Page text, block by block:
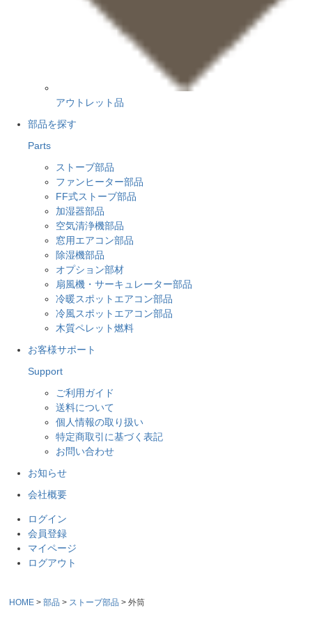
アウトレット品
部品を探す
Parts
ストーブ部品
ファンヒーター部品
FF式ストーブ部品
加湿器部品
空気清浄機部品
窓用エアコン部品
除湿機部品
オプション部材
扇風機・サーキュレーター部品
冷暖スポットエアコン部品
冷風スポットエアコン部品
木質ペレット燃料
お客様サポート
Support
ご利用ガイド
送料について
個人情報の取り扱い
特定商取引に基づく表記
お問い合わせ
お知らせ
会社概要
ログイン
会員登録
マイページ
ログアウト
HOME 部品 ストーブ部品 外筒